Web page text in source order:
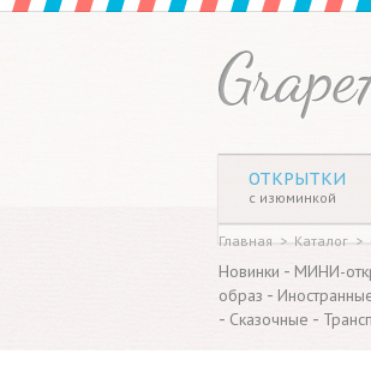
ОТКРЫТКИ
с изюминкой
Главная > Каталог >
Новинки - МИНИ-
образ -
- Сказочные -